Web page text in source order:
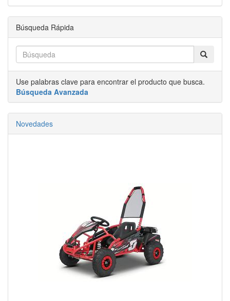
Búsqueda Rápida
Use palabras clave para encontrar el producto que busca.
Búsqueda Avanzada
Novedades